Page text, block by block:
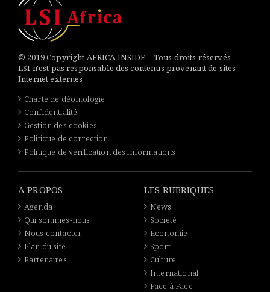
© 2019 Copyright AFRICA INSIDE – Tous droits réservés
LSI n'est pas responsable des contenus provenant de sites
Internet externes
Charte de déontologie
Confidentialité
Gestion des cookies
Politique de correction
Politique de vérification des informations
A PROPOS
Agenda
Qui sommes-nous
Nous contacter
Plan du site
Partenaires
LES RUBRIQUES
News
Société
Economie
Sport
Culture
International
Face à Face